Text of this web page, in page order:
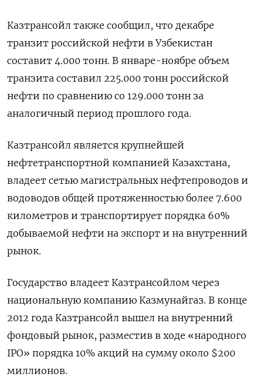
Казтрансойл также сообщил, что декабре
транзит российской нефти в Узбекистан
составит 4.000 тонн. В январе-ноябре объем
транзита составил 225.000 тонн российской
нефти по сравнению со 129.000 тонн за
аналогичный период прошлого года.
Казтрансойл является крупнейшей
нефтетранспортной компанией Казахстана,
владеет сетью магистральных нефтепроводов и
водоводов общей протяженностью более 7.600
километров и транспортирует порядка 60%
добываемой нефти на экспорт и на внутренний
рынок.
Государство владеет Казтрансойлом через
национальную компанию Казмунайгаз. В конце
2012 года Казтрансойл вышел на внутренний
фондовый рынок, разместив в ходе «народного
IPO» порядка 10% акций на сумму около $200
миллионов.